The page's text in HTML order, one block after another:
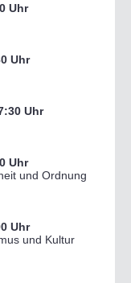
Uhr
Uhr
Uhr
Uhr
und Ordnung
Uhr
und Kultur